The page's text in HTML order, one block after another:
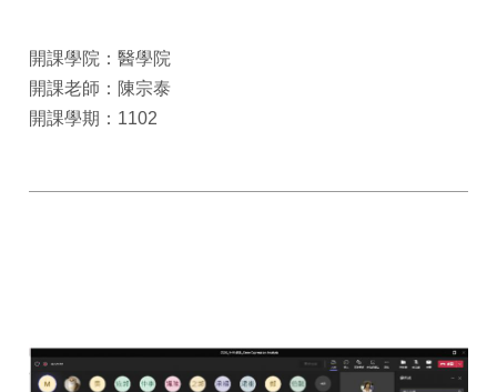
開課學院：醫學院
開課老師：陳宗泰
開課學期：1102